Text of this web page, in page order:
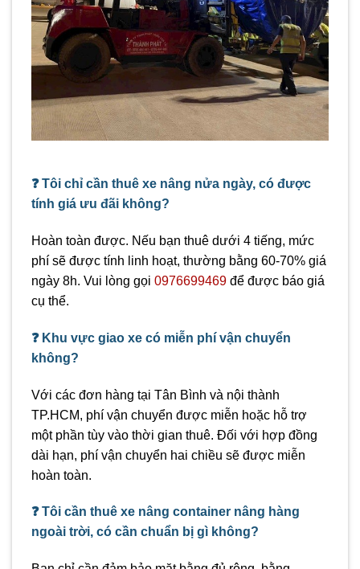
❓ Tôi chỉ cần thuê xe nâng nửa ngày, có được
tính giá ưu đãi không?
Hoàn toàn được. Nếu bạn thuê dưới 4 tiếng, mức
phí sẽ được tính linh hoạt, thường bằng 60-70% giá
ngày 8h. Vui lòng gọi 0976699469 để được báo giá
cụ thể.
❓ Khu vực giao xe có miễn phí vận chuyển
không?
Với các đơn hàng tại Tân Bình và nội thành
TP.HCM, phí vận chuyển được miễn hoặc hỗ trợ
một phần tùy vào thời gian thuê. Đối với hợp đồng
dài hạn, phí vận chuyển hai chiều sẽ được miễn
hoàn toàn.
❓ Tôi cần thuê xe nâng container nâng hàng
ngoài trời, có cần chuẩn bị gì không?